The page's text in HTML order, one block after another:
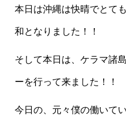
本日は沖縄は快晴でとて
和となりました！！
そして本日は、ケラマ諸
ーを行って来ました！！
今日の、元々僕の働いて